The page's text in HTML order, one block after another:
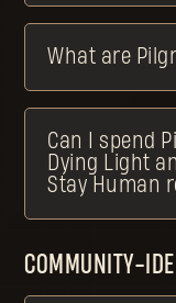
What are
Can I spend
Dying Light
Stay Human
COMMUNITY-